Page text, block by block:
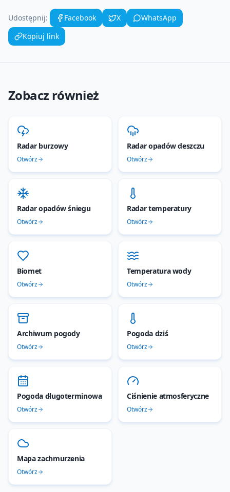
Udostępnij: Facebook X
WhatsApp
Kopiuj link
Zobacz również
Radar burzowy
Otwórz
Radar opadów deszczu
Otwórz
Radar opadów śniegu
Otwórz
Radar temperatury
Otwórz
Biomet
Otwórz
Temperatura wody
Otwórz
Archiwum pogody
Otwórz
Pogoda dziś
Otwórz
Pogoda długoterminowa
Otwórz
Ciśnienie atmosferyczne
Otwórz
Mapa zachmurzenia
Otwórz